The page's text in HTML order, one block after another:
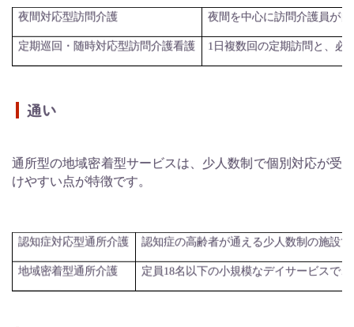
夜間対応型訪問介護 夜間を中心に訪問介護員が
定期巡回・随時対応型訪問介護看護 1 日複数回の定期訪問と、必
通い
通所型の地域密着型サービスは、少人数制で個別対応が受
けやすい点が特徴です。
認知症対応型通所介護 認知症の高齢者が通える少人数制の施設
地域密着型通所介護 定員18名以下の小規模なデイサービスで